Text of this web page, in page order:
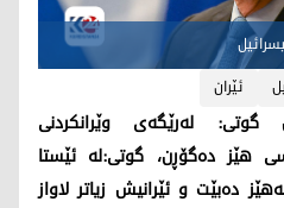
ئێران
گوتی: لەرێگەی وێرانکردنی
هێز دەگۆڕن، گوتی:لە ئێستا
دەبێت و ئێرانیش زیاتر لاواز